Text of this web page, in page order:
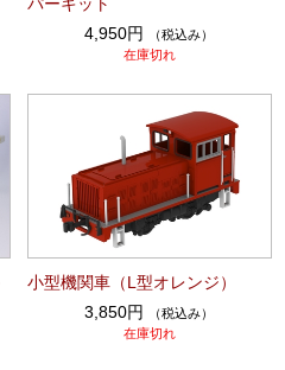
パーキット
4,950円
（税込み）
在庫切れ
小型機関車（L型オレンジ）
3,850円
（税込み）
在庫切れ